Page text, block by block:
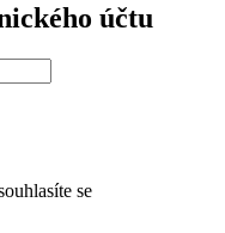
účtu
se